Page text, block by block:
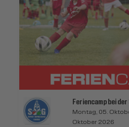
Feriencamp bei der
Montag, 05.
Oktober 2026